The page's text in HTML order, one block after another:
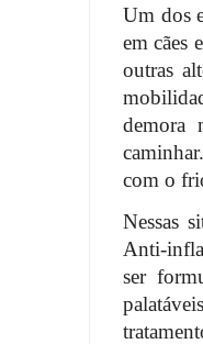
Um dos
em cães
outras
demora
com o
Nessas
Anti-
ser